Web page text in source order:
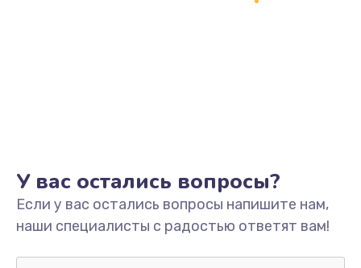
У вас остались вопросы?
Если у вас остались вопросы напишите нам,
наши специалисты с радостью ответят вам!